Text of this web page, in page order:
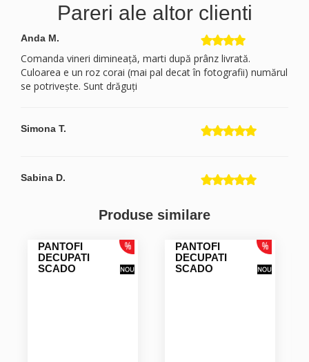
Pareri ale altor clienti
Anda M.
Comanda vineri dimineață, marti după prânz livrată.
Culoarea e un roz corai (mai pal decat în fotografii) numărul
se potrivește. Sunt drăguți
Simona T.
Sabina D.
Produse similare
PANTOFI
DECUPATI
SCADO
PANTOFI
DECUPATI
SCADO